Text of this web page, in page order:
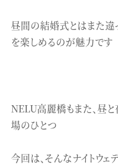
昼間の結婚式とはまた違
を楽しめるのが魅力です
NELU高麗橋もまた、昼
場のひとつ
今回は、そんなナイトウ